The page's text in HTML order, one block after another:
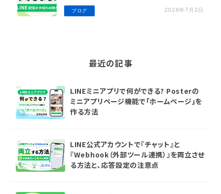
ブログ 2026年7月2日
最近の記事
LINEミニアプリで何ができる? Posterの
ミニアプリページ機能で「ホームページ」を
作る方法
LINE公式アカウントで『チャット』と
『Webhook（外部ツール連携）』を両立させ
る方法と、応答設定の注意点